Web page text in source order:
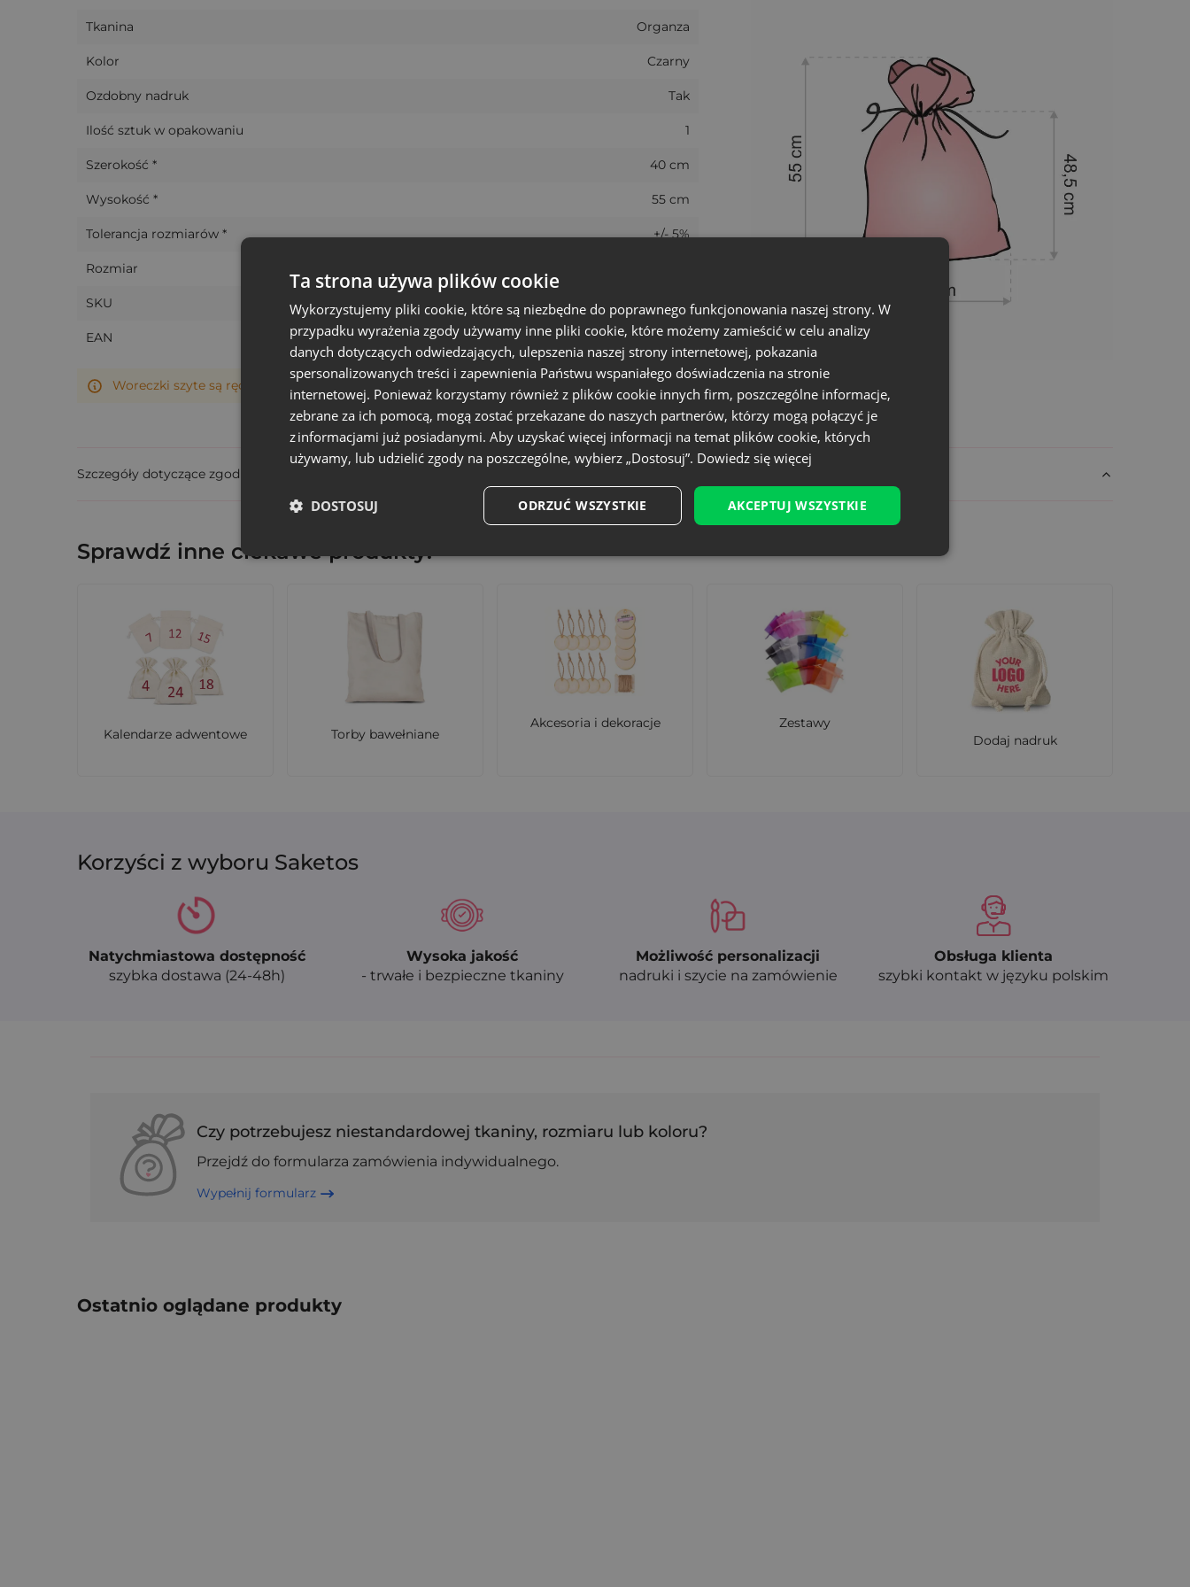
się od pokazanego na zdjęciach.
Tkanina Organza
Kolor Czarny
Ozdobny nadruk Tak
Ilość sztuk w opakowaniu 1
Szerokość * 40 cm
Wysokość * 55 cm
Tolerancja rozmiarów * +/- 5%
Rozmiar
SKU HOB-4055-BKX-271-H2
EAN 5903003405498
Woreczki szyte są ręcznie, dlatego ich rzeczywisty rozmiar może różnić +/- 1 cm
Szczegóły dotyczące zgodności produktu z przepisami: Odpowiedzialność za produkt
Sprawdź inne ciekawe produkty:
Kalendarze adwentowe Torby bawełniane
Akcesoria i dekoracje
Zestawy
Dodaj nadruk
Korzyści z wyboru Saketos
Natychmiastowa dostępność
szybka dostawa (24-48h)
Wysoka jakość
- trwałe i bezpieczne tkaniny
Możliwość personalizacji
nadruki i szycie na zamówienie
Obsługa klienta
szybki kontakt w języku polskim
Czy potrzebujesz niestandardowej tkaniny, rozmiaru lub koloru?
Przejdź do formularza zamówienia indywidualnego.
Wypełnij formularz
Ostatnio oglądane produkty
Ta strona używa plików cookie
Wykorzystujemy pliki cookie, które są niezbędne do poprawnego funkcjonowania naszej strony. W
przypadku wyrażenia zgody używamy inne pliki cookie, które możemy zamieścić w celu analizy
danych dotyczących odwiedzających, ulepszenia naszej strony internetowej, pokazania
spersonalizowanych treści i zapewnienia Państwu wspaniałego doświadczenia na stronie
internetowej. Ponieważ korzystamy również z plików cookie innych firm, poszczególne informacje,
zebrane za ich pomocą, mogą zostać przekazane do naszych partnerów, którzy mogą połączyć je
z informacjami już posiadanymi. Aby uzyskać więcej informacji na temat plików cookie, których
używamy, lub udzielić zgody na poszczególne, wybierz „Dostosuj”. Dowiedz się więcej
AKCEPTUJ WSZYSTKIE
ODRZUĆ WSZYSTKIE
DOSTOSUJ